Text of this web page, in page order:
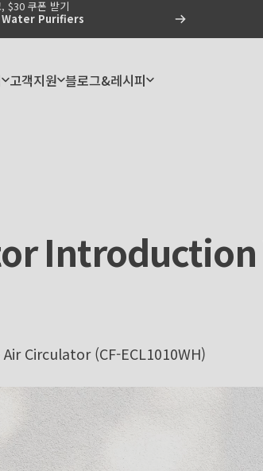
Water Purifiers
$30 쿠폰 받기
slideshow
고객지원 블로그&레시피
Introduction
Circulator (CF-ECL1010WH)